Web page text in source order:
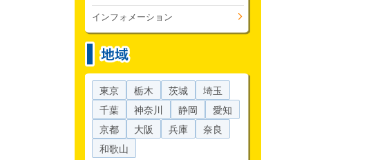
インフォメーション
東京 栃木 茨城
埼玉
千葉
神奈川 静岡
愛知
京都
大阪 兵庫
奈良
和歌山